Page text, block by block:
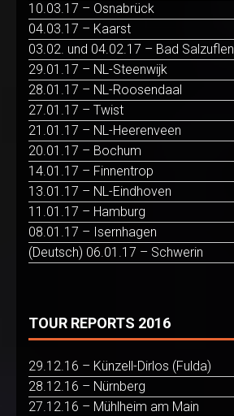
10.03.17 – Osnabrück
04.03.17 – Kaarst
03.02. und 04.02.17 – Bad Salzuflen
29.01.17 – NL-Steenwijk
28.01.17 – NL-Roosendaal
27.01.17 – Twist
21.01.17 – NL-Heerenveen
20.01.17 – Bochum
14.01.17 – Finnentrop
13.01.17 – NL-Eindhoven
11.01.17 – Hamburg
08.01.17 – Isernhagen
(Deutsch) 06.01.17 – Schwerin
TOUR REPORTS 2016
29.12.16 – Künzell-Dirlos (Fulda)
28.12.16 – Nürnberg
27.12.16 – Mühlheim am Main